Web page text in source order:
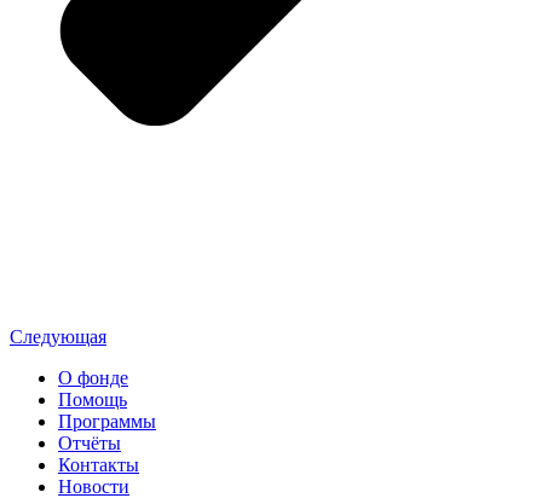
Следующая
О фонде
Помощь
Программы
Отчёты
Контакты
Новости